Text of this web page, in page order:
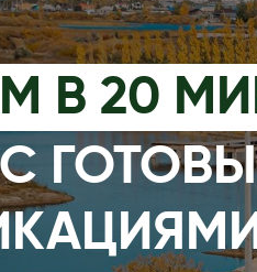
В 20